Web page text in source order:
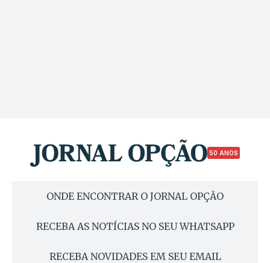
50 ANOS
ONDE ENCONTRAR O JORNAL OPÇÃO
RECEBA AS NOTÍCIAS NO SEU WHATSAPP
RECEBA NOVIDADES EM SEU EMAIL